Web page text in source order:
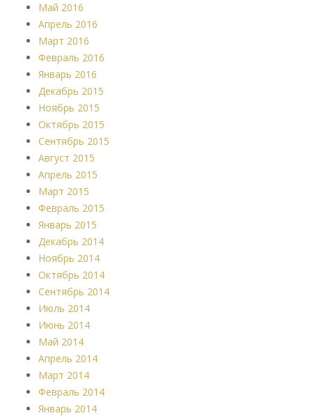
Май 2016
Апрель 2016
Март 2016
Февраль 2016
Январь 2016
Декабрь 2015
Ноябрь 2015
Октябрь 2015
Сентябрь 2015
Август 2015
Апрель 2015
Март 2015
Февраль 2015
Январь 2015
Декабрь 2014
Ноябрь 2014
Октябрь 2014
Сентябрь 2014
Июль 2014
Июнь 2014
Май 2014
Апрель 2014
Март 2014
Февраль 2014
Январь 2014